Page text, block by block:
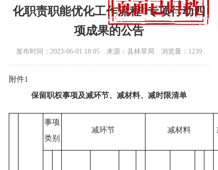
化职责职能优化工作流程”专项行动四
项成果的公告
发布时间：2023-06-01 18:05 来源：县林草局 浏览量：1239
附件1
保留职权事项及减环节、减材料、减时限清单
事项
类别
减环节 减材料